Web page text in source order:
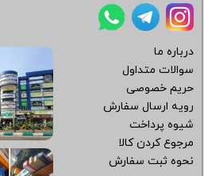
درباره ما
سوالات متداول
حریم خصوصی
رویه ارسال سفارش
شیوه پرداخت
مرجوع کردن کالا
نحوه ثبت سفارش